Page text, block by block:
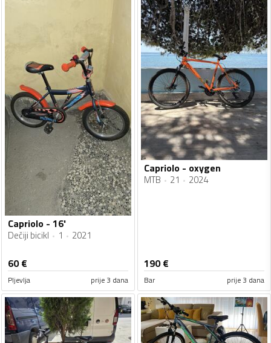
Capriolo - 16'
Dečiji bicikl 1 2021
60€
Pljevlja prije 3 dana
Capriolo - oxygen
MTB 21 2024
190€
Bar prije 3 dana